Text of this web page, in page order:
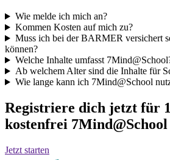
Wie melde ich mich an?
Kommen Kosten auf mich zu?
Muss ich bei der BARMER versichert
können?
Welche Inhalte umfasst
Ab welchem Alter sind die Inhalte für
Wie lange kann ich 7Mind@School
Registriere dich jetzt für
kostenfrei 7Mind@School
Jetzt starten